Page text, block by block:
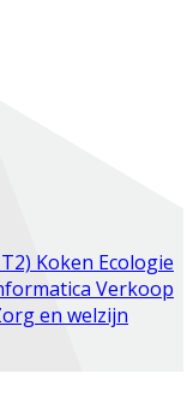
Koken Ecologie
Verkoop
en welzijn